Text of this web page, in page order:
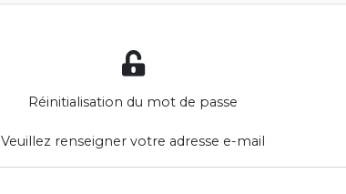
Réinitialisation du mot de passe
Veuillez renseigner votre adresse e-mail